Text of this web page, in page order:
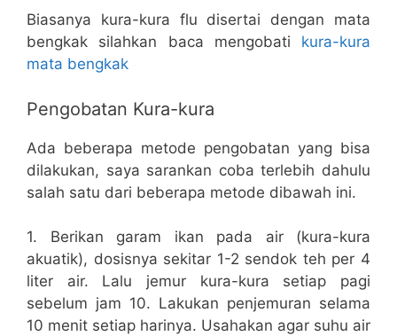
Biasanya kura-kura flu disertai dengan mata
bengkak silahkan baca mengobati kura-kura
mata bengkak
Pengobatan Kura-kura
Ada beberapa metode pengobatan yang bisa
dilakukan, saya sarankan coba terlebih dahulu
salah satu dari beberapa metode dibawah ini.
1. Berikan garam ikan pada air (kura-kura
akuatik), dosisnya sekitar 1-2 sendok teh per 4
liter air. Lalu jemur kura-kura setiap pagi
sebelum jam 10. Lakukan penjemuran selama
10 menit setiap harinya. Usahakan agar suhu air